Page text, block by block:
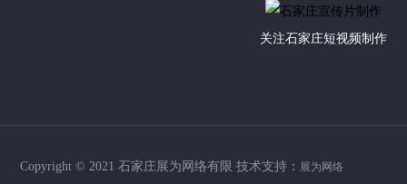
关注石家庄短视频制作
Copyright © 2021 石家庄展为网络有限 技术支持： 展为网络